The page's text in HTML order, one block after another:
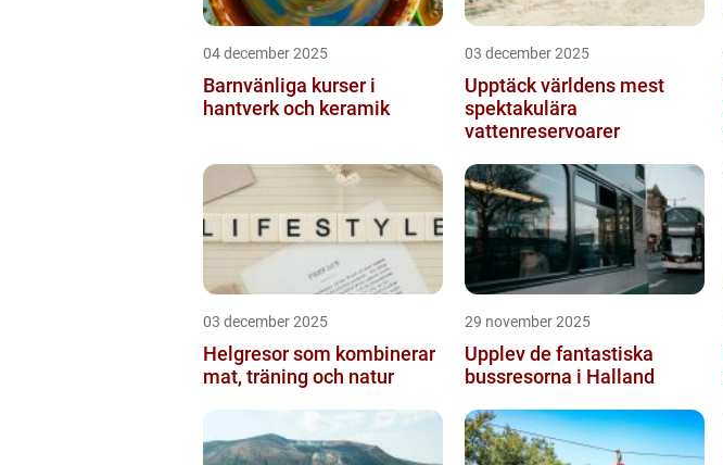
04 december 2025
Barnvänliga kurser i
hantverk och keramik
03 december 2025
Upptäck världens mest
spektakulära
vattenreservoarer
03 december 2025
Helgresor som kombinerar
mat, träning och natur
29 november 2025
Upplev de fantastiska
bussresorna i Halland